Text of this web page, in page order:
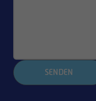
SENDEN